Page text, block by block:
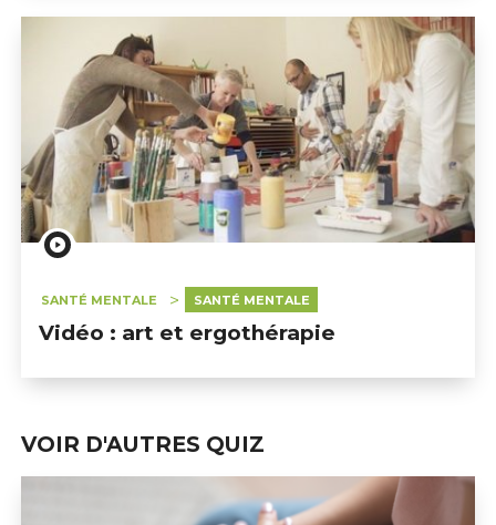
SANTÉ MENTALE SANTÉ MENTALE
Vidéo : art et ergothérapie
VOIR D'AUTRES QUIZ